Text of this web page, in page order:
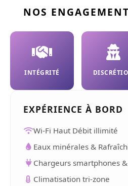
NOS
INTÉGRITÉ
EXPÉRIENCE À BORD
Wi-Fi Haut Débit illimité
Eaux minérales &
Chargeurs smartphones
Climatisation tri-zone